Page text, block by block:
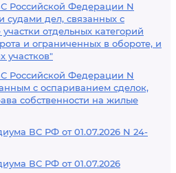
Российской Федерации N
судами дел, связанных с
отдельных категорий
и ограниченных в обороте, и
участков"
Российской Федерации N
с оспариванием сделок,
собственности на жилые
ВС РФ от 01.07.2026 N 24-
ВС РФ от 01.07.2026